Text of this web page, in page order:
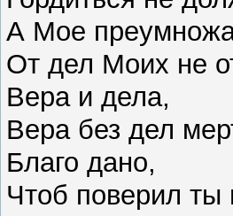
А Мое
От дел Моих не
Вера и дела,
Вера без дел
Благо дано,
Чтоб поверил